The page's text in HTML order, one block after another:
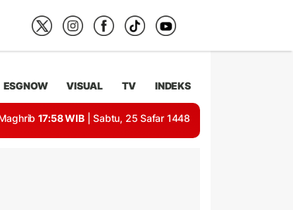
ESGNOW VISUAL TV INDEKS
17:58 WIB | Sabtu, 25 Safar 1448